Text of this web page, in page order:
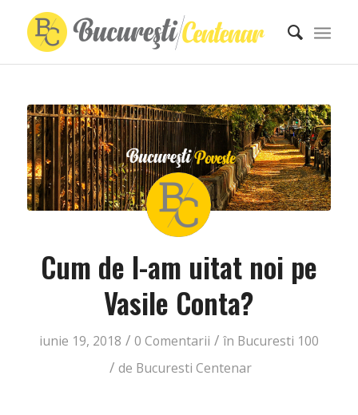
Cum de l-am uitat noi pe
Vasile Conta?
iunie 19, 2018 / 0 Comentarii / în Bucuresti 100
/ de Bucuresti Centenar